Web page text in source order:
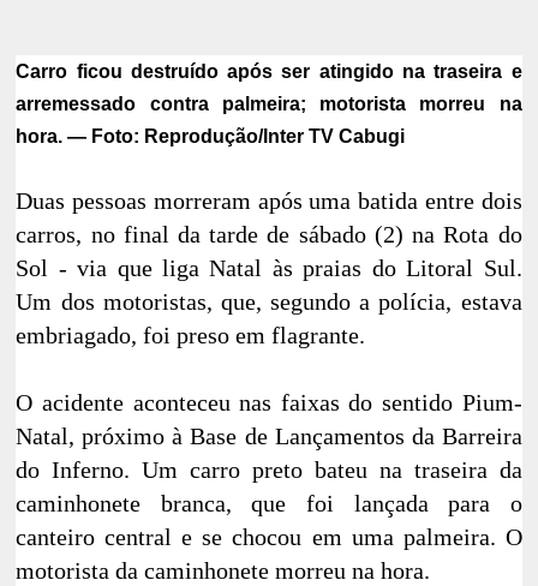
Carro ficou destruído após ser atingido na traseira e
arremessado contra palmeira; motorista morreu na
hora. — Foto: Reprodução/Inter TV Cabugi
Duas pessoas morreram após uma batida entre dois
carros, no final da tarde de sábado (2) na Rota do
Sol - via que liga Natal às praias do Litoral Sul.
Um dos motoristas, que, segundo a polícia, estava
embriagado, foi preso em flagrante.
O acidente aconteceu nas faixas do sentido Pium-
Natal, próximo à Base de Lançamentos da Barreira
do Inferno. Um carro preto bateu na traseira da
caminhonete branca, que foi lançada para o
canteiro central e se chocou em uma palmeira. O
motorista da caminhonete morreu na hora.